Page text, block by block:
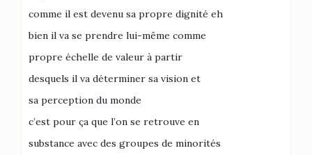
comme il est devenu sa propre dignité eh
bien il va se prendre lui-même comme
propre échelle de valeur à partir
desquels il va déterminer sa vision et
sa perception du monde
c’est pour ça que l’on se retrouve en
substance avec des groupes de minorités